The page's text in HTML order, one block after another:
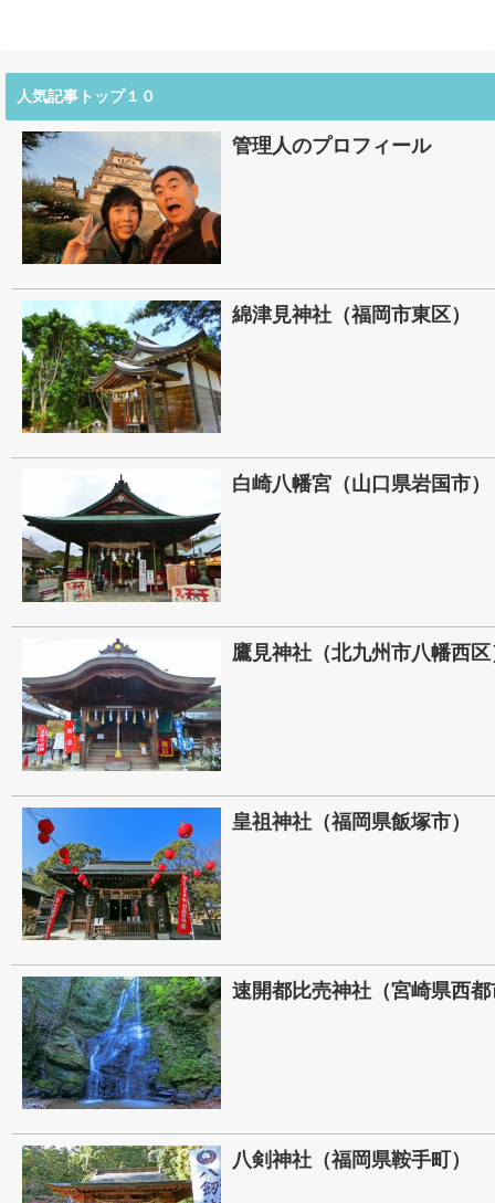
人気記事トップ１０
管理人のプロフィール
綿津見神社（福岡市東区）
白崎八幡宮（山口県岩国市）
鷹見神社（北九州市八幡西区
皇祖神社（福岡県飯塚市）
速開都比売神社（宮崎県西
八剣神社（福岡県鞍手町）